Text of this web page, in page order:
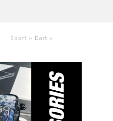
Sport » Dart »